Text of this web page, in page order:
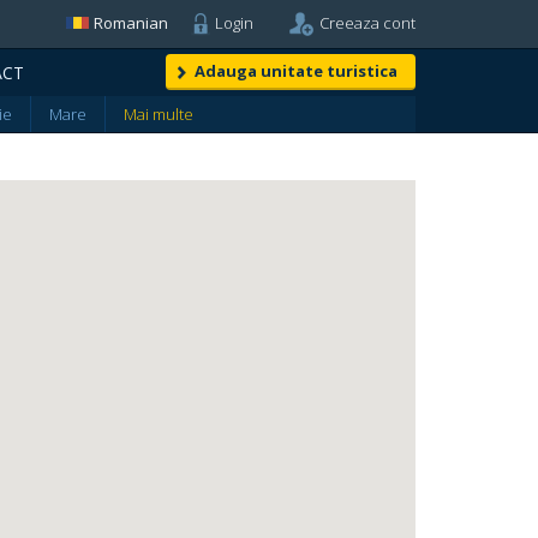
Login Creeaza cont
Romanian
Adauga unitate turistica
Mare Mai multe